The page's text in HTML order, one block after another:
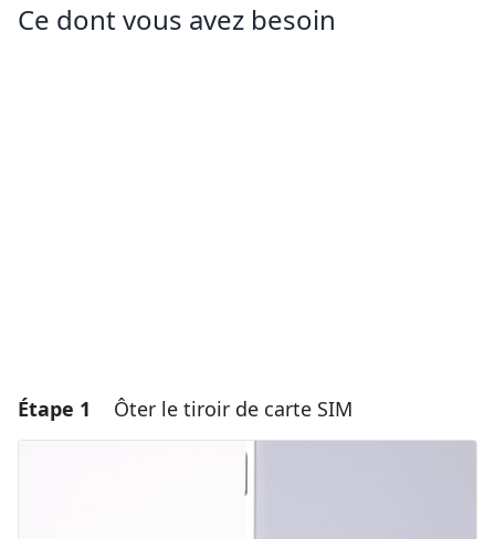
Ce dont vous avez besoin
Étape 1 Ôter le tiroir de carte SIM